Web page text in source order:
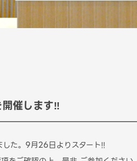
催します‼
た。9月26日よりスタート!!